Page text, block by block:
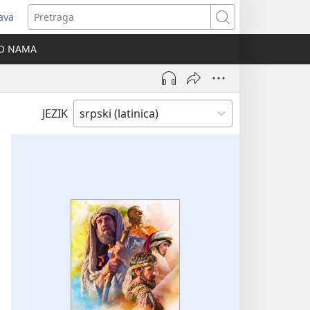
Pretraga
NAMA
JEZIK